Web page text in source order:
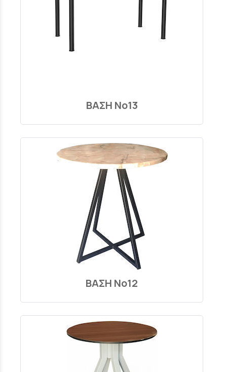
ΒΑΣΗ Νο13
ΒΑΣΗ Νο12